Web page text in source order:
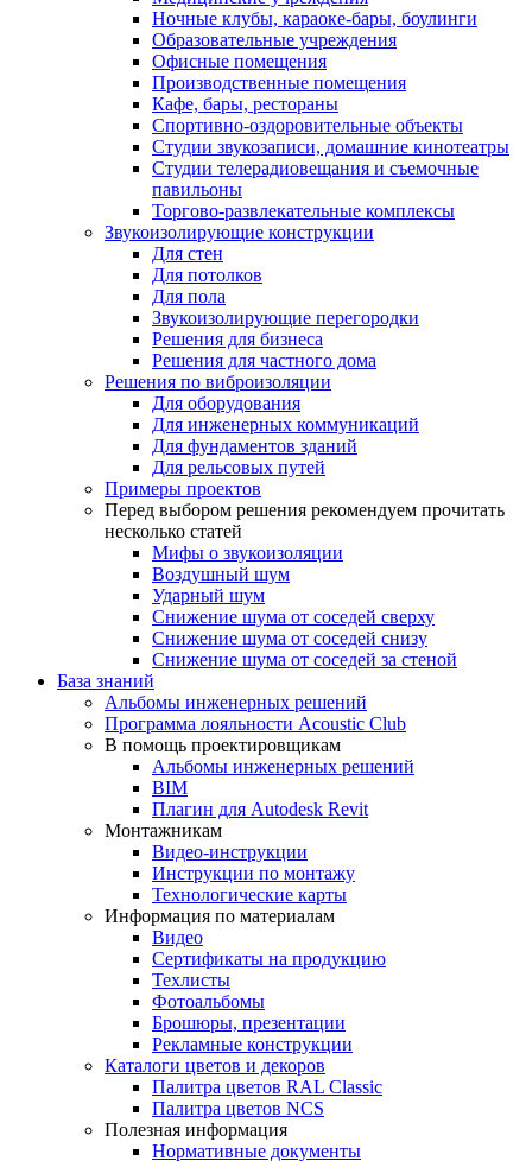
Ночные клубы, караоке-бары, боулинги
Образовательные учреждения
Офисные помещения
Производственные помещения
Кафе, бары, рестораны
Спортивно-оздоровительные объекты
Студии звукозаписи, домашние кинотеатры
Студии телерадиовещания и съемочные
павильоны
Торгово-развлекательные комплексы
Звукоизолирующие конструкции
Для стен
Для потолков
Для пола
Звукоизолирующие перегородки
Решения для бизнеса
Решения для частного дома
Решения по виброизоляции
Для оборудования
Для инженерных коммуникаций
Для фундаментов зданий
Для рельсовых путей
Примеры проектов
Перед выбором решения рекомендуем прочитать
несколько статей
Мифы о звукоизоляции
Воздушный шум
Ударный шум
Снижение шума от соседей сверху
Снижение шума от соседей снизу
Снижение шума от соседей за стеной
База знаний
Альбомы инженерных решений
Программа лояльности Acoustic Club
В помощь проектировщикам
Альбомы инженерных решений
BIM
Плагин для Autodesk Revit
Монтажникам
Видео-инструкции
Инструкции по монтажу
Технологические карты
Информация по материалам
Видео
Сертификаты на продукцию
Техлисты
Фотоальбомы
Брошюры, презентации
Рекламные конструкции
Каталоги цветов и декоров
Палитра цветов RAL Сlassic
Палитра цветов NCS
Полезная информация
Нормативные документы